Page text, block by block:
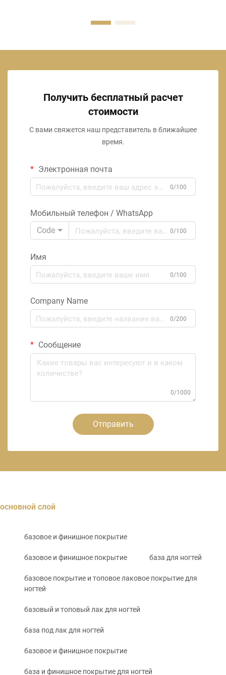
Получить бесплатный расчет
стоимости
С вами свяжется наш представитель в ближайшее
время.
Электронная почта
0/100
Мобильный телефон / WhatsApp
Code
0/100
Имя
0/100
Company Name
0/200
Сообщение
0/1000
Отправить
основной слой
базовое и финишное покрытие
базовое и финишное покрытие база для ногтей
базовое покрытие и топовое лаковое покрытие для
ногтей
базовый и топовый лак для ногтей
база под лак для ногтей
базовое и финишное покрытие
база и финишное покрытие для ногтей